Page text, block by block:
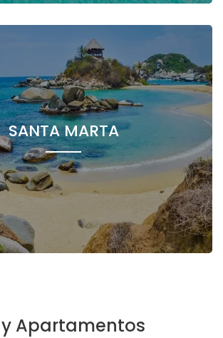
SANTA MARTA
Apartamentos